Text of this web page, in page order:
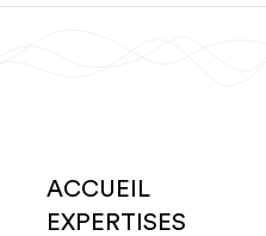
ACCUEIL
EXPERTISES